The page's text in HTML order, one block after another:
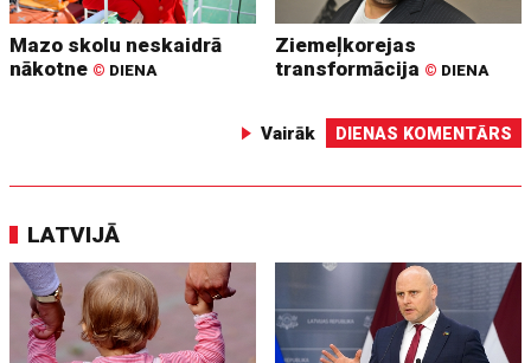
Mazo skolu neskaidrā
nākotne © DIENA
Ziemeļkorejas
transformācija © DIENA
Vairāk DIENAS KOMENTĀRS
LATVIJĀ